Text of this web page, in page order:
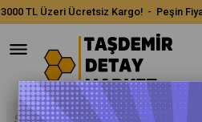
3000 TL Üzeri Ücretsiz Kargo! - Peşin